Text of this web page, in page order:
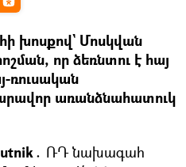
խոսքով` Մոսկվան
որ ձեռնտու է հայ
ռուսական
առանձնահատուկ
ՌԴ նախագահ